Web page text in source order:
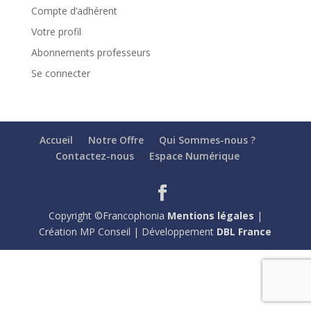
Compte d’adhérent
Votre profil
Abonnements professeurs
Se connecter
Accueil Notre Offre
Qui Sommes-nous ?
Contactez-nous
Espace Numérique
Copyright ©Francophonia Mentions légales |
Création MP Conseil | Développement DBL France